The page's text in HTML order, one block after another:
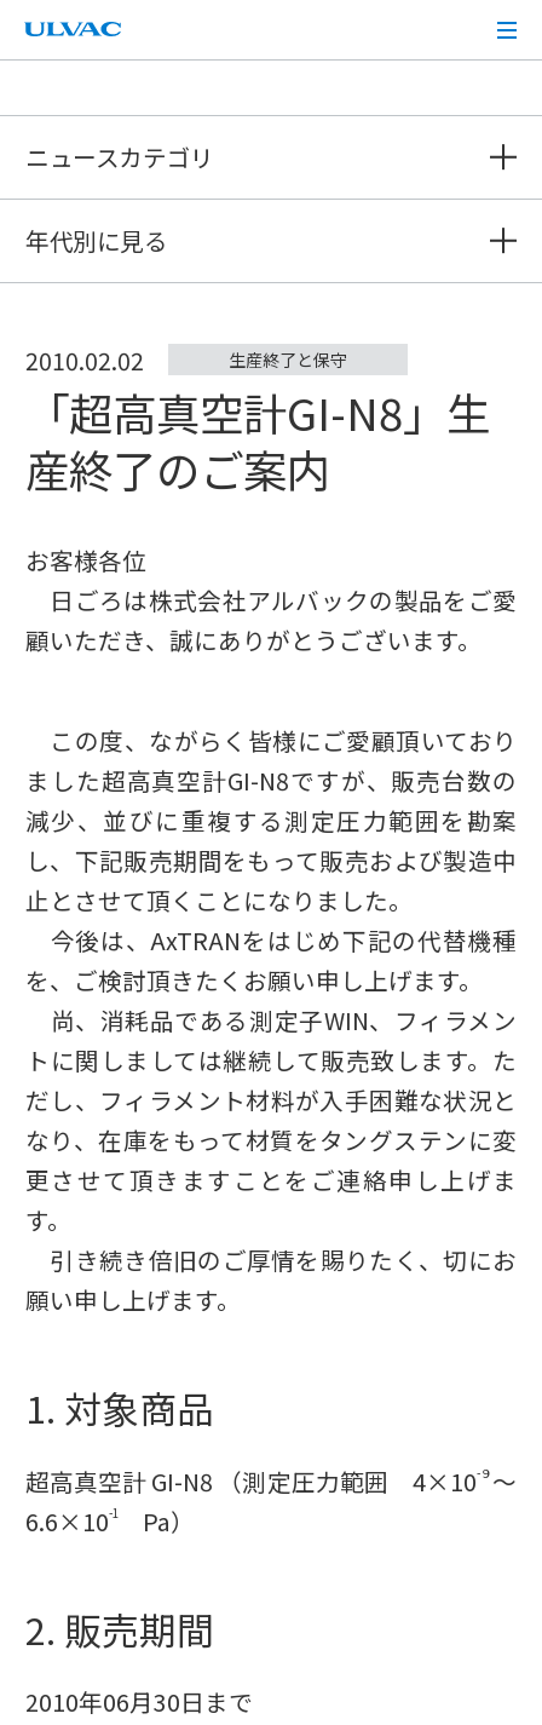
ULVAC
ニュースカテゴリ
年代別に見る
2010.02.02 生産終了と保守
「超高真空計GI-N8」生
産終了のご案内
お客様各位
日ごろは株式会社アルバックの製品をご愛
顧いただき、誠にありがとうございます。
この度、ながらく皆様にご愛顧頂いており
ました超高真空計GI-N8ですが、販売台数の
減少、並びに重複する測定圧力範囲を勘案
し、下記販売期間をもって販売および製造中
止とさせて頂くことになりました。
今後は、AxTRANをはじめ下記の代替機種
を、ご検討頂きたくお願い申し上げます。
尚、消耗品である測定子WIN、フィラメン
トに関しましては継続して販売致します。た
だし、フィラメント材料が入手困難な状況と
なり、在庫をもって材質をタングステンに変
更させて頂きますことをご連絡申し上げま
す。
引き続き倍旧のご厚情を賜りたく、切にお
願い申し上げます。
1. 対象商品
超高真空計 GI-N8 （測定圧力範囲 4×10-９ 〜
6.6×10-1 Pa）
2. 販売期間
2010年06月30日まで